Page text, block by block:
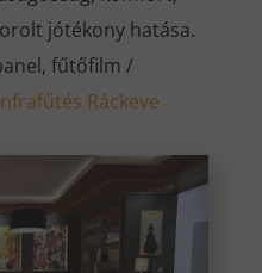
jótékony hatása.
fűtőfilm /
Ráckeve